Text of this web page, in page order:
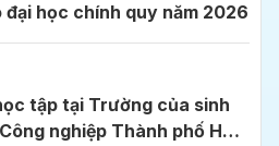
học chính quy năm 2026
tập tại Trường của sinh
nghiệp Thành phố Hồ